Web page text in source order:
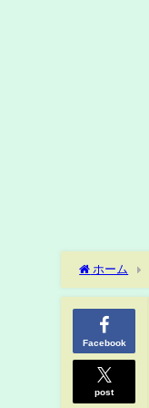
ホーム
Facebook
post